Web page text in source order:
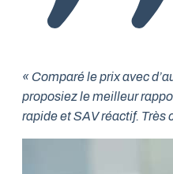
« Comparé le prix avec
proposiez le meilleur
rapide et SAV réactif. Très